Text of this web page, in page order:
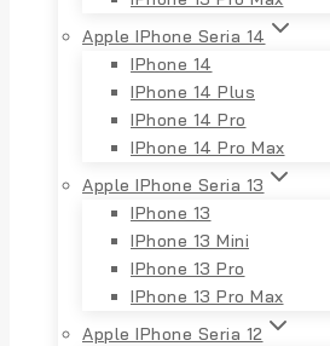
Apple IPhone Seria 14
IPhone 14
IPhone 14 Plus
IPhone 14 Pro
IPhone 14 Pro Max
Apple IPhone Seria 13
IPhone 13
IPhone 13 Mini
IPhone 13 Pro
IPhone 13 Pro Max
Apple IPhone Seria 12